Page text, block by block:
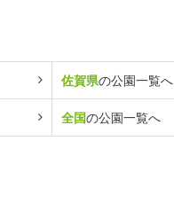
佐賀県の公園一覧へ
全国の公園一覧へ